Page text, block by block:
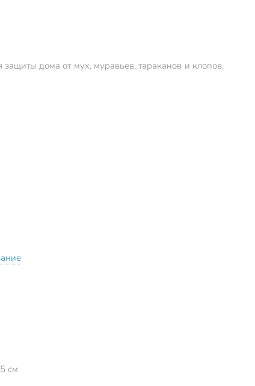
дома от мух, муравьев, тараканов и клопов.
см